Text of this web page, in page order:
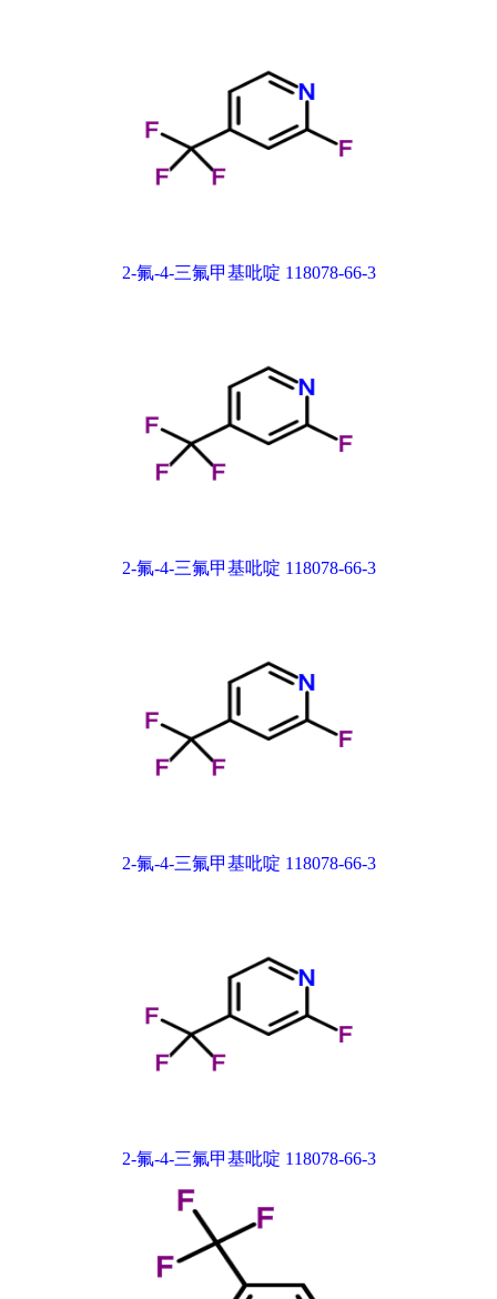
2-氟-4-三氟甲基吡啶 118078-66-3
2-氟-4-三氟甲基吡啶 118078-66-3
2-氟-4-三氟甲基吡啶 118078-66-3
2-氟-4-三氟甲基吡啶 118078-66-3